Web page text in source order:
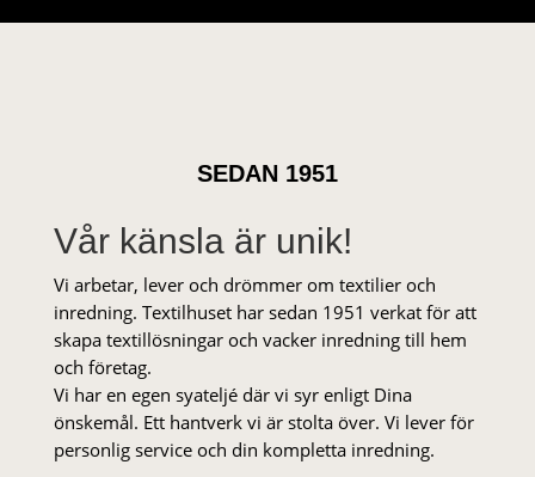
SEDAN 1951
Vår känsla är unik!
Vi arbetar, lever och drömmer om textilier och
inredning. Textilhuset har sedan 1951 verkat för att
skapa textillösningar och vacker inredning till hem
och företag.
Vi har en egen syateljé där vi syr enligt Dina
önskemål. Ett hantverk vi är stolta över. Vi lever för
personlig service och din kompletta inredning.